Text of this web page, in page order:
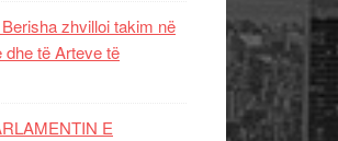
zhvilloi takim në
të Arteve të
E